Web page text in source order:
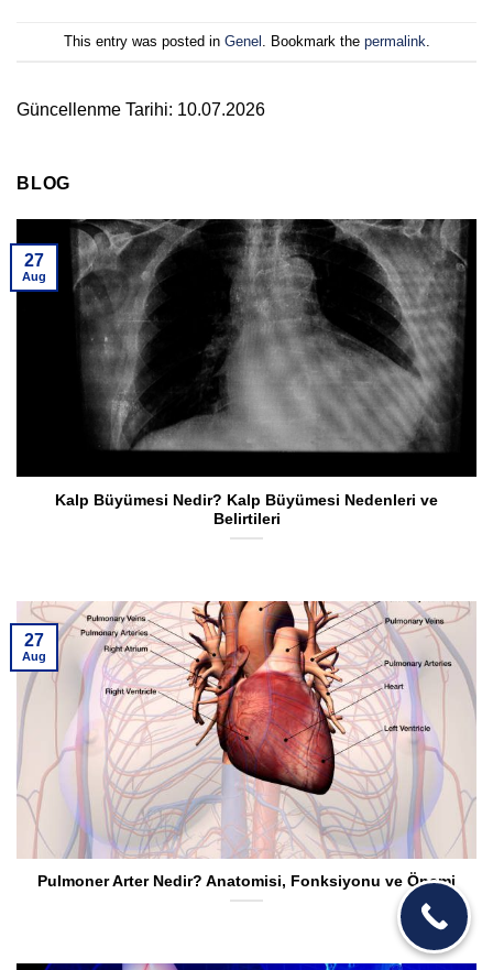
This entry was posted in Genel . Bookmark the permalink
Güncellenme Tarihi: 10.07.2026
BLOG
Kalp Büyümesi Nedir? Kalp Büyümesi Nedenleri ve
Belirtileri
27
Aug
Pulmoner Arter Nedir? Anatomisi, Fonksiyonu ve Önemi
27
Aug